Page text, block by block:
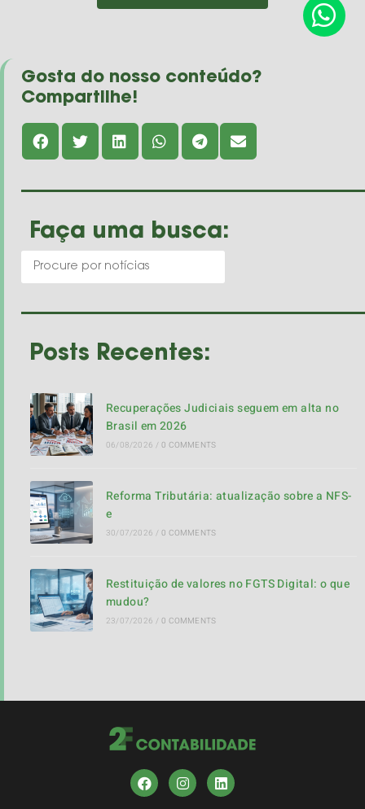
Gosta do nosso conteúdo?
Compartilhe!
Faça uma busca:
Posts Recentes:
Recuperações Judiciais seguem em alta no
Brasil em 2026
06/08/2026 / 0 COMMENTS
Reforma Tributária: atualização sobre a NFS-
e
30/07/2026 / 0 COMMENTS
Restituição de valores no FGTS Digital: o que
mudou?
23/07/2026 / 0 COMMENTS